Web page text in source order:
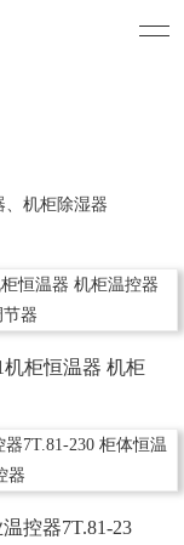
、机柜除湿器
机柜恒温器 机柜
控器7T.81-23